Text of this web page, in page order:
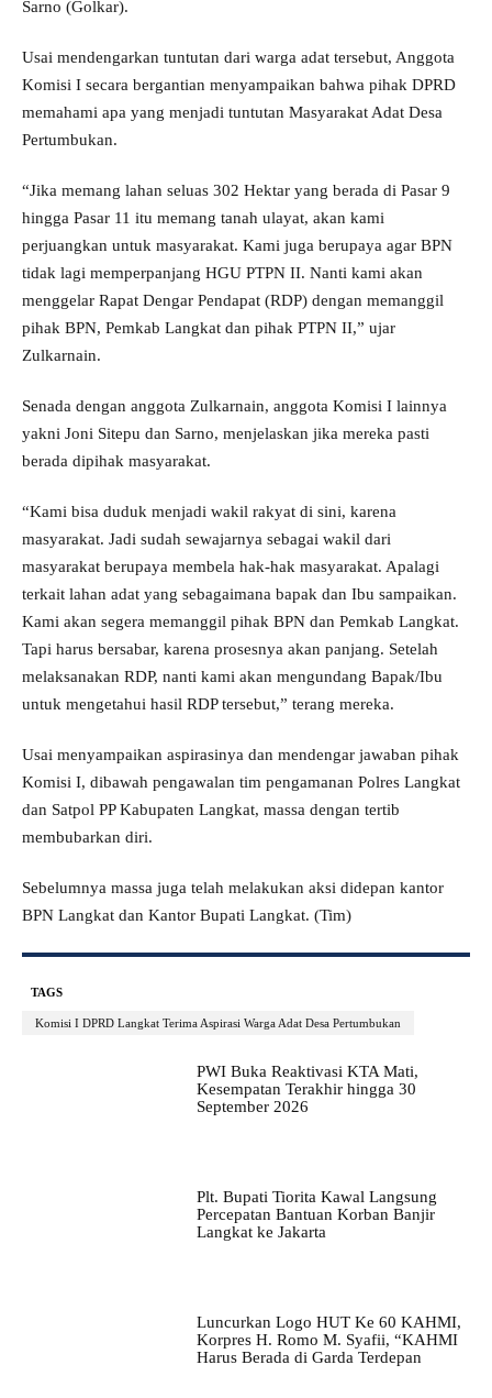
Sarno (Golkar).
Usai mendengarkan tuntutan dari warga adat tersebut, Anggota
Komisi I secara bergantian menyampaikan bahwa pihak DPRD
memahami apa yang menjadi tuntutan Masyarakat Adat Desa
Pertumbukan.
“Jika memang lahan seluas 302 Hektar yang berada di Pasar 9
hingga Pasar 11 itu memang tanah ulayat, akan kami
perjuangkan untuk masyarakat. Kami juga berupaya agar BPN
tidak lagi memperpanjang HGU PTPN II. Nanti kami akan
menggelar Rapat Dengar Pendapat (RDP) dengan memanggil
pihak BPN, Pemkab Langkat dan pihak PTPN II,” ujar
Zulkarnain.
Senada dengan anggota Zulkarnain, anggota Komisi I lainnya
yakni Joni Sitepu dan Sarno, menjelaskan jika mereka pasti
berada dipihak masyarakat.
“Kami bisa duduk menjadi wakil rakyat di sini, karena
masyarakat. Jadi sudah sewajarnya sebagai wakil dari
masyarakat berupaya membela hak-hak masyarakat. Apalagi
terkait lahan adat yang sebagaimana bapak dan Ibu sampaikan.
Kami akan segera memanggil pihak BPN dan Pemkab Langkat.
Tapi harus bersabar, karena prosesnya akan panjang. Setelah
melaksanakan RDP, nanti kami akan mengundang Bapak/Ibu
untuk mengetahui hasil RDP tersebut,” terang mereka.
Usai menyampaikan aspirasinya dan mendengar jawaban pihak
Komisi I, dibawah pengawalan tim pengamanan Polres Langkat
dan Satpol PP Kabupaten Langkat, massa dengan tertib
membubarkan diri.
Sebelumnya massa juga telah melakukan aksi didepan kantor
BPN Langkat dan Kantor Bupati Langkat. (Tim)
TAGS
Komisi I DPRD Langkat Terima Aspirasi Warga Adat Desa Pertumbukan
PWI Buka Reaktivasi KTA Mati,
Kesempatan Terakhir hingga 30
September 2026
Plt. Bupati Tiorita Kawal Langsung
Percepatan Bantuan Korban Banjir
Langkat ke Jakarta
Luncurkan Logo HUT Ke 60 KAHMI,
Korpres H. Romo M. Syafii, “KAHMI
Harus Berada di Garda Terdepan